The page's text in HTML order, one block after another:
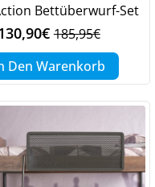
Bettüberwurf-Set
185,95€
Ursprünglicher
Preis
war:
185,95€
€Aktueller
Preis
ist:
130,90€.
Den Warenkorb